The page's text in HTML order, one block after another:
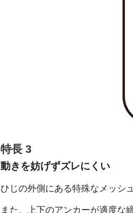
特長 3
動きを妨げずズレにくい
ひじの外側にある特殊なメッシ
また、上下のアンカーが適度な